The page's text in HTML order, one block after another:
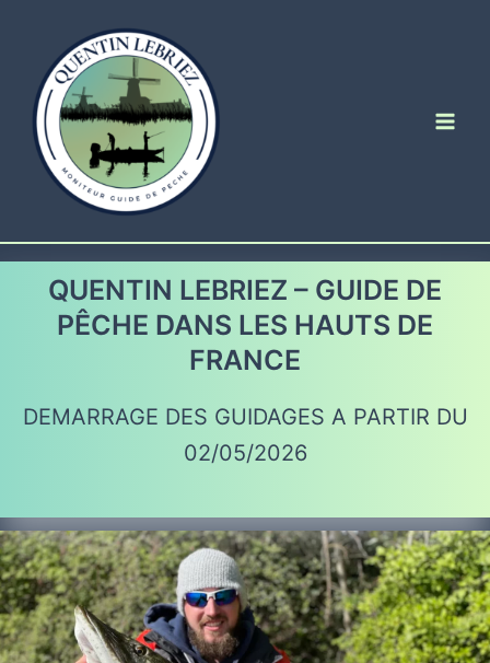
contenu
QUENTIN LEBRIEZ – GUIDE DE
PÊCHE DANS LES HAUTS DE
FRANCE
DEMARRAGE DES GUIDAGES A PARTIR DU
02/05/2026